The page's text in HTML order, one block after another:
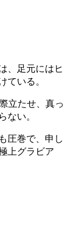
、足元にはヒ
ている。
立たせ、真っ
ない。
圧巻で、申し
上グラビア